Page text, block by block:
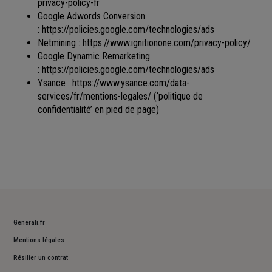
privacy-policy-fr
Google Adwords Conversion
: https://policies.google.com/technologies/ads
Netmining : https://www.ignitionone.com/privacy-policy/
Google Dynamic Remarketing
: https://policies.google.com/technologies/ads
Ysance : https://www.ysance.com/data-
services/fr/mentions-legales/ (‘politique de
confidentialité’ en pied de page)
Generali.fr
Mentions légales
Résilier un contrat